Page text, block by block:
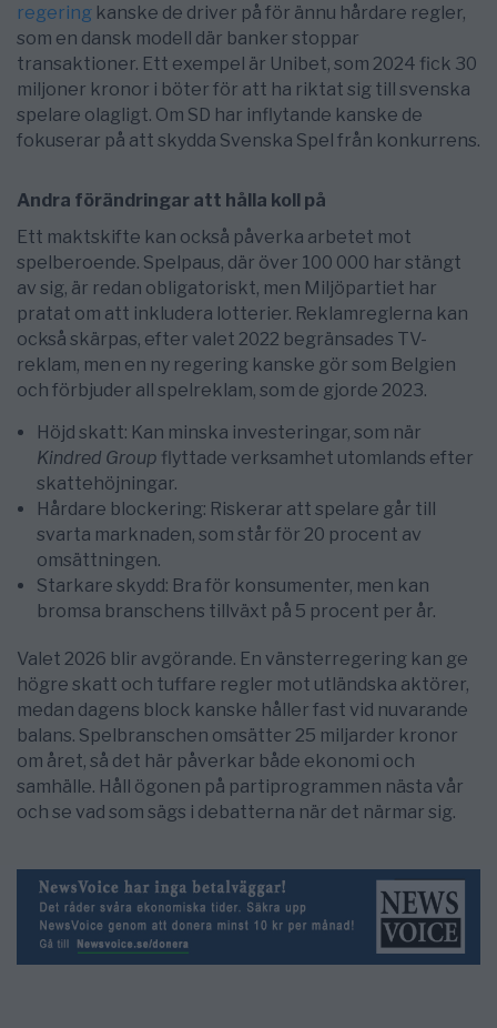
regering kanske de driver på för ännu hårdare regler,
som en dansk modell där banker stoppar
transaktioner. Ett exempel är Unibet, som 2024 fick 30
miljoner kronor i böter för att ha riktat sig till svenska
spelare olagligt. Om SD har inflytande kanske de
fokuserar på att skydda Svenska Spel från konkurrens.
Andra förändringar att hålla koll på
Ett maktskifte kan också påverka arbetet mot
spelberoende. Spelpaus, där över 100 000 har stängt
av sig, är redan obligatoriskt, men Miljöpartiet har
pratat om att inkludera lotterier. Reklamreglerna kan
också skärpas, efter valet 2022 begränsades TV-
reklam, men en ny regering kanske gör som Belgien
och förbjuder all spelreklam, som de gjorde 2023.
Höjd skatt: Kan minska investeringar, som när
Kindred Group flyttade verksamhet utomlands efter
skattehöjningar.
Hårdare blockering: Riskerar att spelare går till
svarta marknaden, som står för 20 procent av
omsättningen.
Starkare skydd: Bra för konsumenter, men kan
bromsa branschens tillväxt på 5 procent per år.
Valet 2026 blir avgörande. En vänsterregering kan ge
högre skatt och tuffare regler mot utländska aktörer,
medan dagens block kanske håller fast vid nuvarande
balans. Spelbranschen omsätter 25 miljarder kronor
om året, så det här påverkar både ekonomi och
samhälle. Håll ögonen på partiprogrammen nästa vår
och se vad som sägs i debatterna när det närmar sig.